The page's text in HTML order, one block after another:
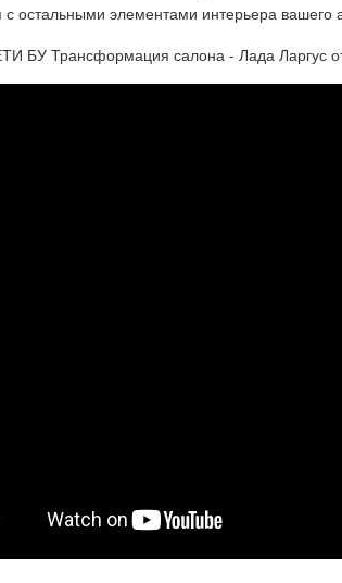
с остальными элементами интерьера
БУ Трансформация салона - Лада Ларгус